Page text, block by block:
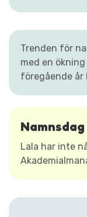
Trenden för
med en
föregående år
Namnsdag
Lala har inte